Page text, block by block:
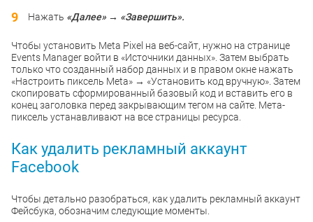
Нажать «Далее» → «Завершить».
Чтобы установить Meta Pixel на веб-сайт, нужно на странице
Events Manager войти в «Источники данных». Затем выбрать
только что созданный набор данных и в правом окне нажать
«Настроить пиксель Meta» → «Установить код вручную». Затем
скопировать сформированный базовый код и вставить его в
конец заголовка перед закрывающим тегом на сайте. Мета-
пиксель устанавливают на все страницы ресурса.
Как удалить рекламный аккаунт
Facebook
Чтобы детально разобраться, как удалить рекламный аккаунт
Фейсбука, обозначим следующие моменты.